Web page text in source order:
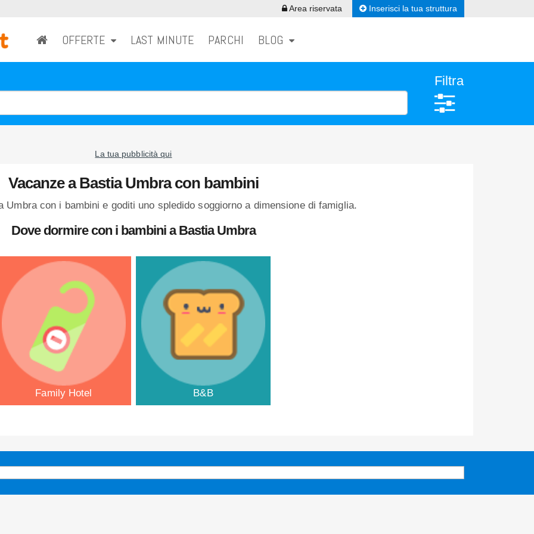
Area riservata Inserisci la tua struttura
OFFERTE LAST MINUTE PARCHI BLOG
Filtra
La tua pubblicità qui
Vacanze a Bastia Umbra con bambini
con i bambini e goditi uno spledido soggiorno a dimensione di famiglia.
Dove dormire con i bambini a Bastia Umbra
Family Hotel B&B